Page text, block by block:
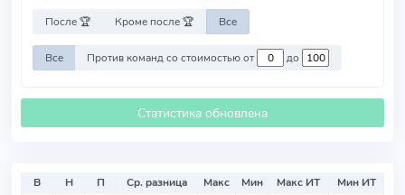
После 🏆 Кроме после 🏆 Все
Все Против команд со стоимостью от до
Статистика обновлена
В Н П Ср. разница Макс Мин Макс ИТ
Мин ИТ